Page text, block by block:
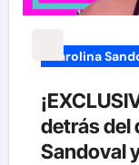
carolina
detrás del
Sandoval